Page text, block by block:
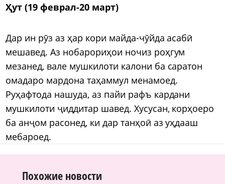
Ҳут (19 феврал-20 март)
Дар ин рӯз аз ҳар кори майда-чӯйда асабӣ
мешавед. Аз нобарориҳои ночиз роҳгум
мезанед, вале мушкилоти калони ба саратон
омадаро мардона таҳаммул менамоед.
Руҳафтода нашуда, аз пайи рафъ кардани
мушкилоти ҷиддитар шавед. Хусусан, корҳоеро
ба анҷом расонед, ки дар танҳоӣ аз уҳдааш
мебароед.
Похожие новости